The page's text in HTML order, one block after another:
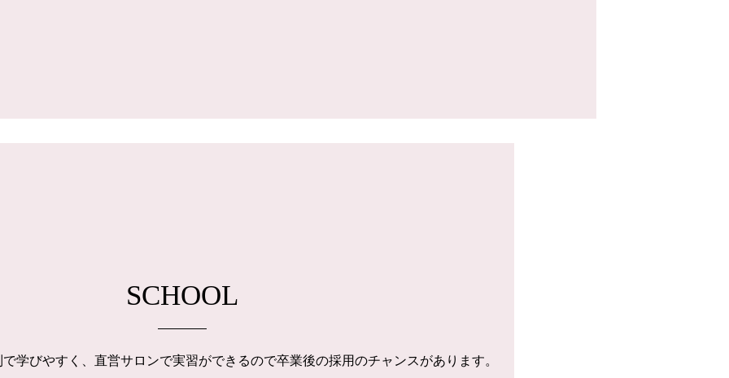
SCHOOL
学びやすく、直営サロンで実習ができるので卒業後の採用のチャンスがあります。